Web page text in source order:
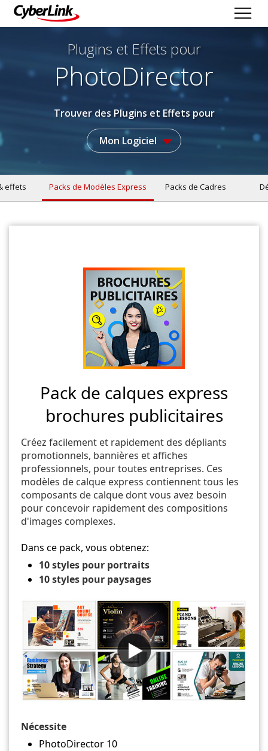
Plugins et Effets pour
PhotoDirector
Trouver des Plugins et Effets pour
Mon Logiciel
effets Packs de Modèles Express Packs de Cadres
Pack de calques express
brochures publicitaires
Créez facilement et rapidement des dépliants
promotionnels, bannières et affiches
professionnels, pour toutes entreprises. Ces
modèles de calque express contiennent tous les
composants de calque dont vous avez besoin
pour concevoir rapidement des compositions
d'images complexes.
Dans ce pack, vous obtenez:
10 styles pour portraits
10 styles pour paysages
Nécessite
PhotoDirector 10